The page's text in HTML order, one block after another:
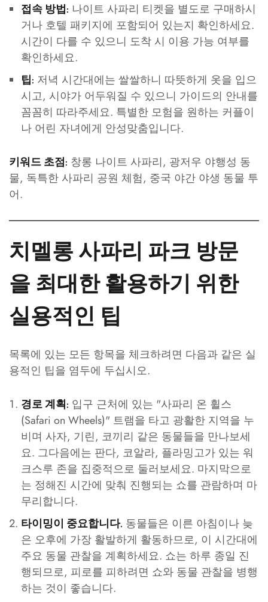
접속 방법: 나이트 사파리 티켓을 별도로 구매하시
거나 호텔 패키지에 포함되어 있는지 확인하세요.
시간이 다를 수 있으니 도착 시 이용 가능 여부를
확인하세요.
팁: 저녁 시간대에는 쌀쌀하니 따뜻하게 옷을 입으
시고, 시야가 어두워질 수 있으니 가이드의 안내를
꼼꼼히 따라주세요. 특별한 모험을 원하는 커플이
나 어린 자녀에게 안성맞춤입니다.
키워드 초점: 창롱 나이트 사파리, 광저우 야행성 동
물, 독특한 사파리 공원 체험, 중국 야간 야생 동물 투
어.
치멜롱 사파리 파크 방문
을 최대한 활용하기 위한
실용적인 팁
목록에 있는 모든 항목을 체크하려면 다음과 같은 실
용적인 팁을 염두에 두십시오.
경로 계획: 입구 근처에 있는 "사파리 온 휠스
(Safari on Wheels)" 트램을 타고 광활한 지역을 누
비며 사자, 기린, 코끼리 같은 동물들을 만나보세
요. 그다음에는 판다, 코알라, 플라밍고가 있는 워
크스루 존을 집중적으로 둘러보세요. 마지막으로
는 정해진 시간에 맞춰 진행되는 쇼를 관람하며 마
무리합니다.
타이밍이 중요합니다. 동물들은 이른 아침이나 늦
은 오후에 가장 활발하게 활동하므로, 이 시간대에
주요 동물 관찰을 계획하세요. 쇼는 하루 종일 진
행되므로, 피로를 피하려면 쇼와 동물 관찰을 병행
하는 것이 좋습니다.